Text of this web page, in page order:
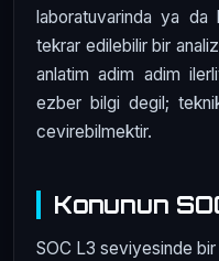
laboratuvarinda ya
tekrar edilebilir bir
anlatim adim adim
ezber bilgi degil;
cevirebilmektir.
Konunun
SOC L3 seviyesinde